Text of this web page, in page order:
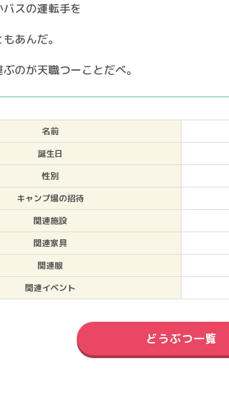
スの運転手を
あんだ。
のが天職つーことだべ。
名前
誕生日
性別
キャンプ場の招待
関連施設
関連家具
関連服
関連イベント
どうぶつ一覧